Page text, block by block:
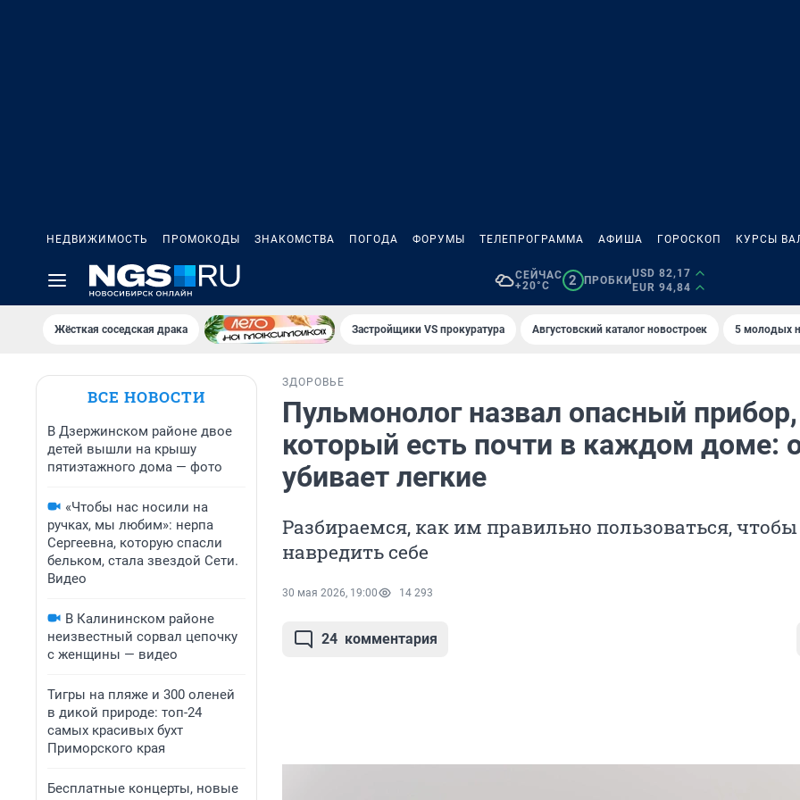
НЕДВИЖИМОСТЬ ПРОМОКОДЫ ЗНАКОМСТВА ПОГОДА ФОРУМЫ ТЕЛЕПРОГРАММА АФИША ГОРОСКОП КУРСЫ
СЕЙЧАС
+20°C
2 ПРОБКИ
USD 82,17
EUR 94,84
Жёсткая соседская драка Застройщики VS прокуратура Августовский каталог новостроек 5 молодых
ВСЕ НОВОСТИ
В Дзержинском районе двое
детей вышли на крышу
пятиэтажного дома — фото
«Чтобы нас носили на
ручках, мы любим»: нерпа
Сергеевна, которую спасли
бельком, стала звездой Сети.
Видео
В Калининском районе
неизвестный сорвал цепочку
с женщины — видео
Тигры на пляже и 300 оленей
в дикой природе: топ-24
самых красивых бухт
Приморского края
Бесплатные концерты, новые
ЗДОРОВЬЕ
Пульмонолог назвал опасный прибор,
который есть почти в каждом доме:
убивает легкие
Разбираемся, как им правильно пользоваться, чтобы
навредить себе
30 мая 2026, 19:00 14 293
24 комментария